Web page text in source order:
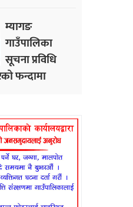
म्यागङ
गाउँपालिका
सूचना प्रविधि
फन्दामा